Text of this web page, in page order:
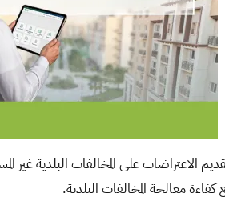
كفاءة معالجة المخالفات البلدية.